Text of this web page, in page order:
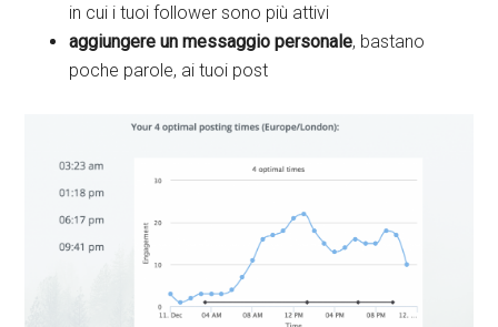
in cui i tuoi follower sono più attivi
aggiungere un messaggio personale, bastano
poche parole, ai tuoi post